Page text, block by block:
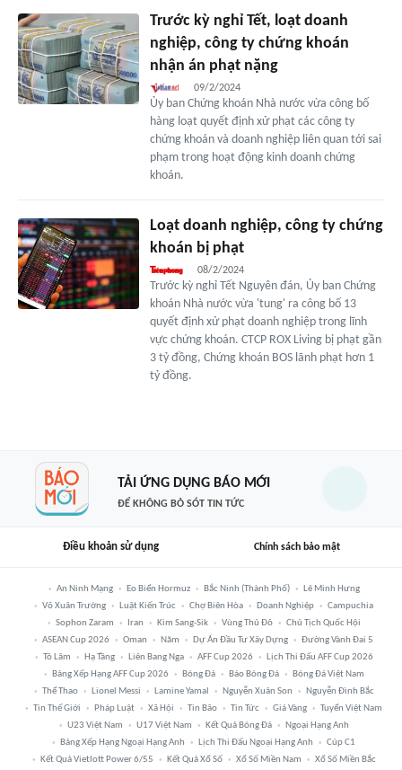
Trước kỳ nghỉ Tết, loạt doanh
nghiệp, công ty chứng khoán
nhận án phạt nặng
09/2/2024
Ủy ban Chứng khoán Nhà nước vừa công bố
hàng loạt quyết định xử phạt các công ty
chứng khoán và doanh nghiệp liên quan tới sai
phạm trong hoạt động kinh doanh chứng
khoán.
Loạt doanh nghiệp, công ty chứng
khoán bị phạt
08/2/2024
Trước kỳ nghỉ Tết Nguyên đán, Ủy ban Chứng
khoán Nhà nước vừa 'tung' ra công bố 13
quyết định xử phạt doanh nghiệp trong lĩnh
vực chứng khoán. CTCP ROX Living bị phạt gần
3 tỷ đồng, Chứng khoán BOS lãnh phạt hơn 1
tỷ đồng.
TẢI ỨNG DỤNG BÁO MỚI
ĐỂ KHÔNG BỎ SÓT TIN TỨC
Điều khoản sử dụng Chính sách bảo mật
An Ninh Mạng Eo Biển Hormuz Bắc Ninh (thành Phố)
Lê Minh Hưng
Võ Xuân Trường
Luật Kiến Trúc Chợ Biên Hòa Doanh Nghiệp
Campuchia
Sophon Zaram
Iran Kim Sang-Sik Vùng Thủ Đô
Chủ Tịch Quốc Hội
ASEAN Cup 2026
Oman Năm Dự Án Đầu Tư Xây Dựng
Đường Vành Đai 5
Tô Lâm
Hạ Tầng Liên Bang Nga AFF Cup 2026
Lịch Thi Đấu AFF Cup 2026
Bảng Xếp Hạng AFF Cup 2026
Bóng Đá Báo Bóng Đá
Bóng Đá Việt Nam
Thể Thao
Lionel Messi Lamine Yamal Nguyễn Xuân Son
Nguyễn Đình Bắc
Tin Thế Giới
Pháp Luật Xã Hội Tin Bão Tin Tức Giá Vàng
Tuyển Việt Nam
U23 Việt Nam
U17 Việt Nam Kết Quả Bóng Đá
Ngoại Hạng Anh
Bảng Xếp Hạng Ngoại Hạng Anh
Lịch Thi Đấu Ngoại Hạng Anh
Cúp C1
Kết Quả Vietlott Power 6/55
Kết Quả Xổ Số Xổ Số Miền Nam Xổ Số Miền Bắc